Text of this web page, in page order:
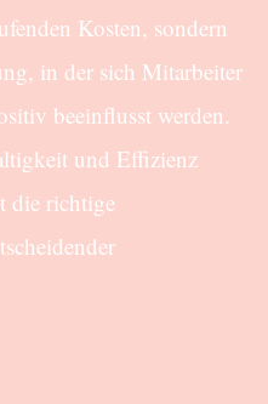
Kosten, sondern
in der sich Mitarbeiter
beeinflusst werden.
und Effizienz
die richtige